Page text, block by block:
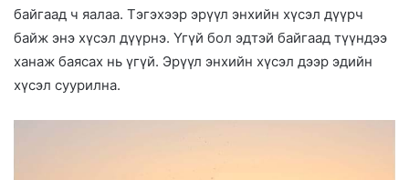
байгаад ч яалаа. Тэгэхээр эрүүл энхийн хүсэл дүүрч
байж энэ хүсэл дүүрнэ. Үгүй бол эдтэй байгаад түүндээ
ханаж баясах нь үгүй. Эрүүл энхийн хүсэл дээр эдийн
хүсэл суурилна.